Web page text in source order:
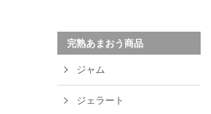
完熟あまおう商品
ジャム
ジェラート